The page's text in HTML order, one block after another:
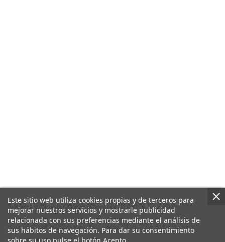
Este sitio web utiliza cookies propias y de terceros para
mejorar nuestros servicios y mostrarle publicidad
relacionada con sus preferencias mediante el análisis de
sus hábitos de navegación. Para dar su consentimiento